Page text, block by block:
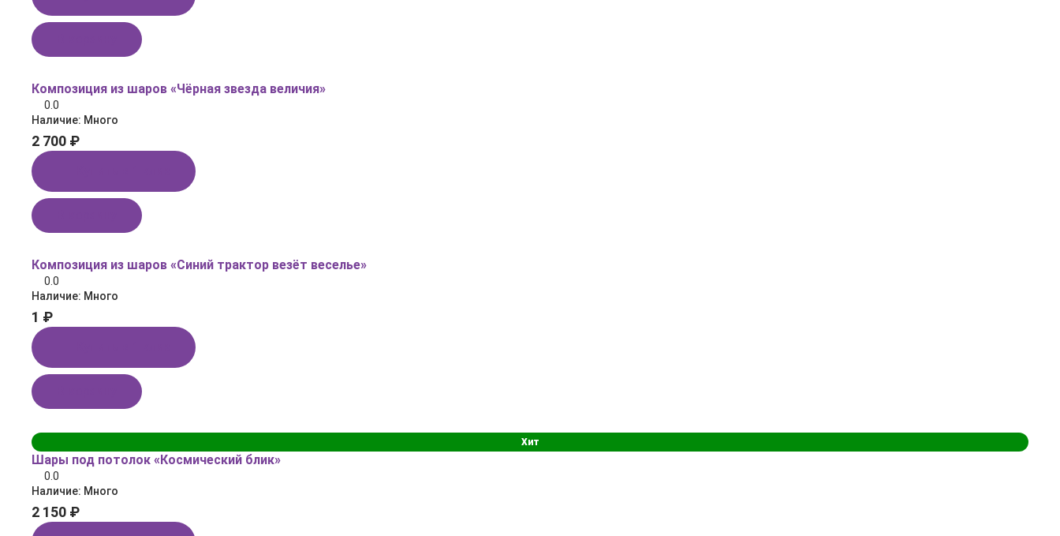
Композиция из шаров «Чёрная звезда величия»
0.0
Наличие: Много
2 700 ₽
Композиция из шаров «Синий трактор везёт веселье»
0.0
Наличие: Много
1 ₽
Хит
Шары под потолок «Космический блик»
0.0
Наличие: Много
2 150 ₽